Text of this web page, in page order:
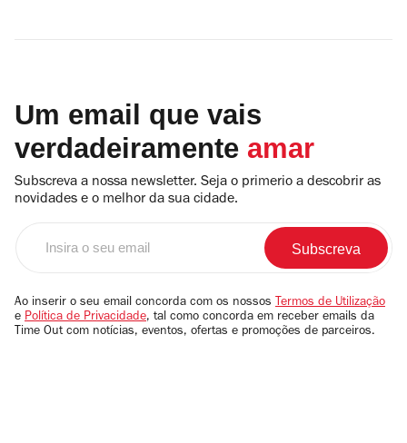
Um email que vais
verdadeiramente amar
Subscreva a nossa newsletter. Seja o primerio a descobrir as
novidades e o melhor da sua cidade.
email
Ao inserir o seu email concorda com os nossos Termos de Utilização
e Política de Privacidade, tal como concorda em receber emails da
Time Out com notícias, eventos, ofertas e promoções de parceiros.